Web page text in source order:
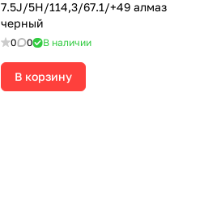
7.5J/5H/114,3/67.1/+49 алмаз
черный
0 0 В наличии
В корзину